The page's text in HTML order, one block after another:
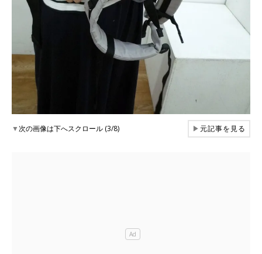
▼次の画像は下へスクロール (3/8) ▶元記事を見る